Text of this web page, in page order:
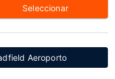
Seleccionar
Aeroporto